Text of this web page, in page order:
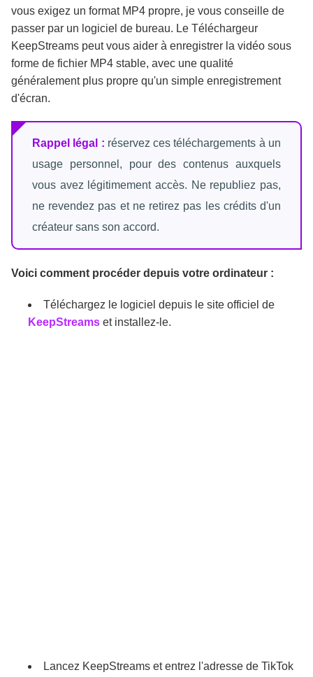
vous exigez un format MP4 propre, je vous conseille de
passer par un logiciel de bureau. Le Téléchargeur
KeepStreams peut vous aider à enregistrer la vidéo sous
forme de fichier MP4 stable, avec une qualité
généralement plus propre qu'un simple enregistrement
d'écran.
Rappel légal : réservez ces téléchargements à un
usage personnel, pour des contenus auxquels
vous avez légitimement accès. Ne republiez pas,
ne revendez pas et ne retirez pas les crédits d'un
créateur sans son accord.
Voici comment procéder depuis votre ordinateur :
Téléchargez le logiciel depuis le site officiel de
KeepStreams et installez-le.
Lancez KeepStreams et entrez l'adresse de TikTok